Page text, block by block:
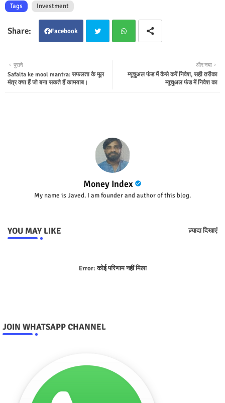
Tags Investment
Facebook
ter tsap
और नया
म्यूचुअल फंड में कैसे करें निवेश, सही तरीका
म्यूचुअल फंड में निवेश का
पुराने
Safalta ke mool mantra: सफलता के मूल
मंत्र क्या हैं जो बना सकते हैं कामयाब।
Money Index
My name is Javed. I am founder and author of this blog.
YOU MAY LIKE ज़्यादा दिखाएं
Error:कोई परिणाम नहीं मिला
JOIN WHATSAPP CHANNEL